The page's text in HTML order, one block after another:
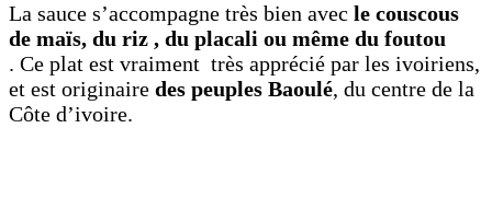
La sauce s’accompagne très bien avec le couscous
de maïs, du riz , du placali ou même du foutou
. Ce plat est vraiment très apprécié par les ivoiriens,
et est originaire des peuples Baoulé, du centre de la
Côte d’ivoire.